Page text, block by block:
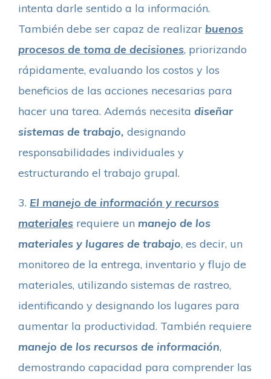
intenta darle sentido a la información.
También debe ser capaz de realizar buenos
procesos de toma de decisiones, priorizando
rápidamente, evaluando los costos y los
beneficios de las acciones necesarias para
hacer una tarea. Además necesita diseñar
sistemas de trabajo, designando
responsabilidades individuales y
estructurando el trabajo grupal.
3. El manejo de información y recursos
materiales requiere un manejo de los
materiales y lugares de trabajo, es decir, un
monitoreo de la entrega, inventario y flujo de
materiales, utilizando sistemas de rastreo,
identificando y designando los lugares para
aumentar la productividad. También requiere
manejo de los recursos de información,
demostrando capacidad para comprender las